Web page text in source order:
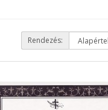
Rendezés: